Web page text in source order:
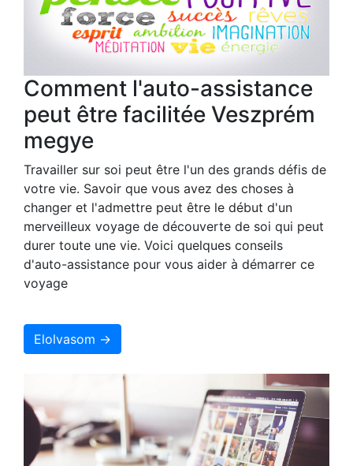
Comment l'auto-assistance
peut être facilitée Veszprém
megye
Travailler sur soi peut être l'un des grands défis de
votre vie. Savoir que vous avez des choses à
changer et l'admettre peut être le début d'un
merveilleux voyage de découverte de soi qui peut
durer toute une vie. Voici quelques conseils
d'auto-assistance pour vous aider à démarrer ce
voyage
Elolvasom →